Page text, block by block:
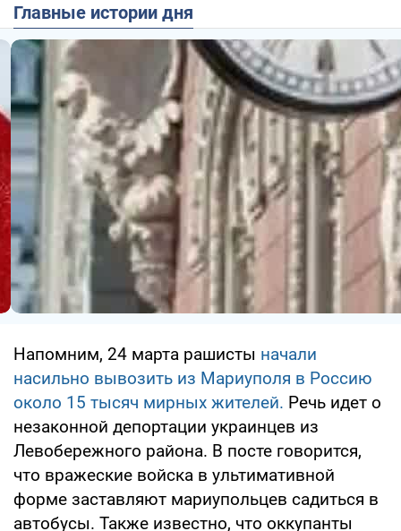
Главные истории дня
Напомним, 24 марта рашисты начали
насильно вывозить из Мариуполя в Россию
около 15 тысяч мирных жителей. Речь идет о
незаконной депортации украинцев из
Левобережного района. В посте говорится,
что вражеские войска в ультимативной
форме заставляют мариупольцев садиться в
автобусы. Также известно, что оккупанты